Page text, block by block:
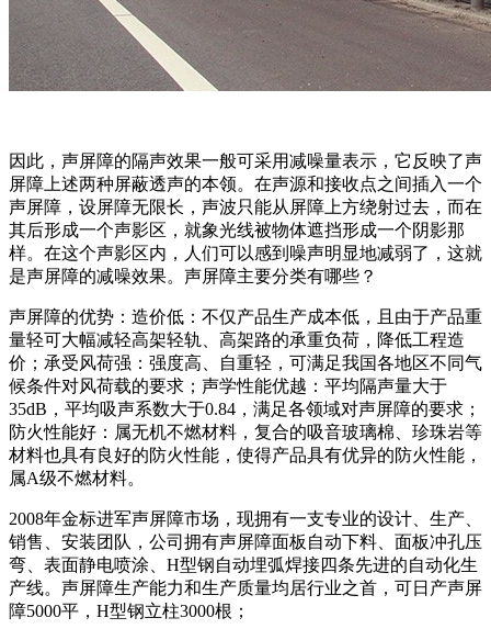
因此，声屏障的隔声效果一般可采用减噪量表示，它反映了声
屏障上述两种屏蔽透声的本领。在声源和接收点之间插入一个
声屏障，设屏障无限长，声波只能从屏障上方绕射过去，而在
其后形成一个声影区，就象光线被物体遮挡形成一个阴影那
样。在这个声影区内，人们可以感到噪声明显地减弱了，这就
是声屏障的减噪效果。声屏障主要分类有哪些？
声屏障的优势：造价低：不仅产品生产成本低，且由于产品重
量轻可大幅减轻高架轻轨、高架路的承重负荷，降低工程造
价；承受风荷强：强度高、自重轻，可满足我国各地区不同气
候条件对风荷载的要求；声学性能优越：平均隔声量大于
35dB，平均吸声系数大于0.84，满足各领域对声屏障的要求；
防火性能好：属无机不燃材料，复合的吸音玻璃棉、珍珠岩等
材料也具有良好的防火性能，使得产品具有优异的防火性能，
属A级不燃材料。
2008年金标进军声屏障市场，现拥有一支专业的设计、生产、
销售、安装团队，公司拥有声屏障面板自动下料、面板冲孔压
弯、表面静电喷涂、H型钢自动埋弧焊接四条先进的自动化生
产线。声屏障生产能力和生产质量均居行业之首，可日产声屏
障5000平，H型钢立柱3000根；